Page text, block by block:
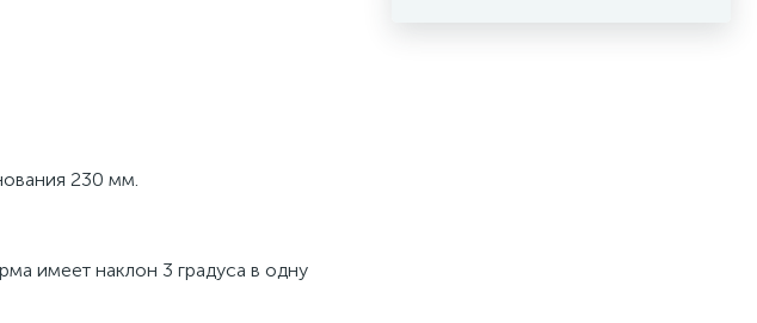
230 мм.
имеет наклон 3 градуса в одну